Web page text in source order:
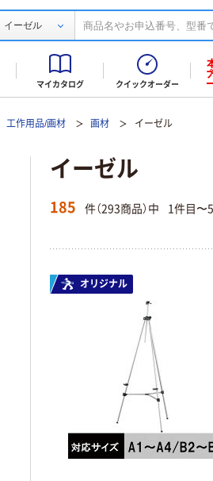
イーゼル
マイカタログ クイックオーダー
工作用品/画材 画材 イーゼル
イーゼル
185 件（293商品）中 1件目〜
オリジナル